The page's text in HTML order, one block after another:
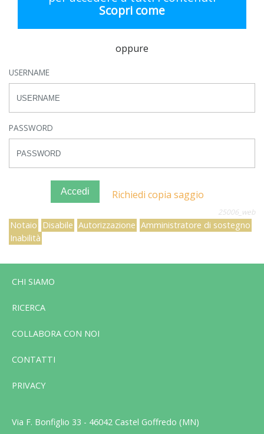
Scopri come
oppure
USERNAME
PASSWORD
Accedi Richiedi copia saggio
25006_web
Notaio Disabile Autorizzazione Amministratore di sostegno
Inabilità
CHI SIAMO
RICERCA
COLLABORA CON NOI
CONTATTI
PRIVACY
Via F. Bonfiglio 33 - 46042 Castel Goffredo (MN)